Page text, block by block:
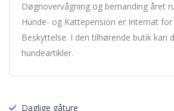
Døgnovervågning og bemanding året
Hunde- og Kattepension er Internat for
Beskyttelse. I den tilhørende butik kan
hundeartikler.
Daglige gåture